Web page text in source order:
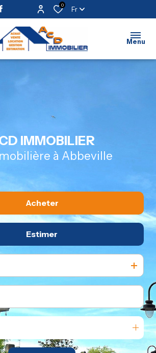
0
Fr
Menu
IMMOBILIER
à Abbeville
Acheter
Estimer